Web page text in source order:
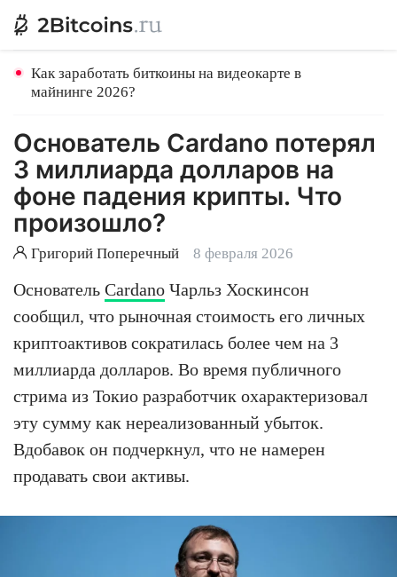
Как заработать биткоины на видеокарте в
майнинге 2026?
Основатель Cardano потерял
3 миллиарда долларов на
фоне падения крипты. Что
произошло?
Григорий Поперечный 8 февраля 2026
Основатель Cardano Чарльз Хоскинсон
сообщил, что рыночная стоимость его личных
криптоактивов сократилась более чем на 3
миллиарда долларов. Во время публичного
стрима из Токио разработчик охарактеризовал
эту сумму как нереализованный убыток.
Вдобавок он подчеркнул, что не намерен
продавать свои активы.